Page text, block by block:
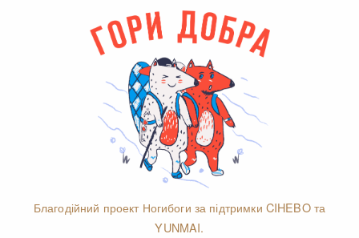
Благодійний проект Ногибоги за підтримки CIHEBOта
YUNMAI.